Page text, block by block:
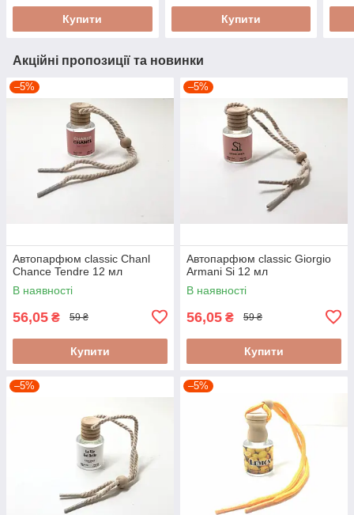
Купити Купити
Акційні пропозиції та новинки
–5%
Автопарфюм classic Chanl
Chance Tendre 12 мл
В наявності
56,05 ₴ 59 ₴
Купити
–5%
Автопарфюм classic Giorgio
Armani Si 12 мл
В наявності
56,05 ₴ 59 ₴
Купити
–5% –5%